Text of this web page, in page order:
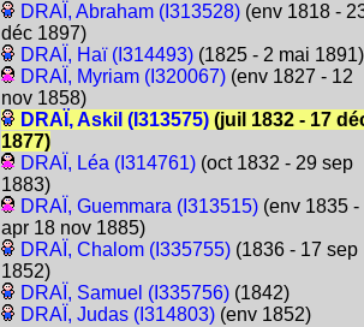
DRAÏ, Abraham (I313528)(env 1818 -
déc 1897)
DRAÏ, Haï (I314493)(1825 - 2 mai 1891)
DRAÏ, Myriam (I320067)(env 1827 - 12
nov 1858)
DRAÏ, Askil (I313575)(juil 1832 - 17
1877)
DRAÏ, Léa (I314761)(oct 1832 - 29 sep
1883)
DRAÏ, Guemmara (I313515)(env 1835 -
apr 18 nov 1885)
DRAÏ, Chalom (I335755)(1836 - 17 sep
1852)
DRAÏ, Samuel (I335756)(1842)
DRAÏ, Judas (I314803)(env 1852)